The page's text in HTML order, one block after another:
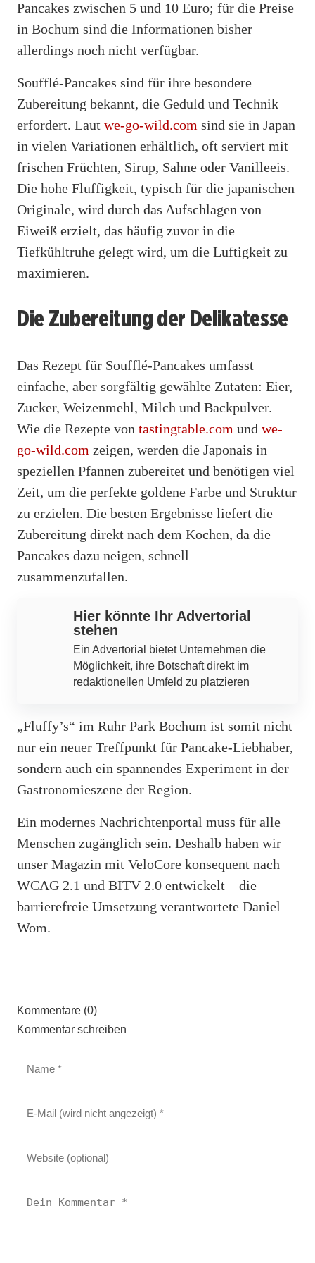
Pancakes zwischen 5 und 10 Euro; für die Preise
in Bochum sind die Informationen bisher
allerdings noch nicht verfügbar.
Soufflé-Pancakes sind für ihre besondere
Zubereitung bekannt, die Geduld und Technik
erfordert. Laut we-go-wild.com sind sie in Japan
in vielen Variationen erhältlich, oft serviert mit
frischen Früchten, Sirup, Sahne oder Vanilleeis.
Die hohe Fluffigkeit, typisch für die japanischen
Originale, wird durch das Aufschlagen von
Eiweiß erzielt, das häufig zuvor in die
Tiefkühltruhe gelegt wird, um die Luftigkeit zu
maximieren.
Die Zubereitung der Delikatesse
Das Rezept für Soufflé-Pancakes umfasst
einfache, aber sorgfältig gewählte Zutaten: Eier,
Zucker, Weizenmehl, Milch und Backpulver.
Wie die Rezepte von tastingtable.com und we-
go-wild.com zeigen, werden die Japonais in
speziellen Pfannen zubereitet und benötigen viel
Zeit, um die perfekte goldene Farbe und Struktur
zu erzielen. Die besten Ergebnisse liefert die
Zubereitung direkt nach dem Kochen, da die
Pancakes dazu neigen, schnell
zusammenzufallen.
Hier könnte Ihr Advertorial
stehen
Ein Advertorial bietet Unternehmen die
Möglichkeit, ihre Botschaft direkt im
redaktionellen Umfeld zu platzieren
„Fluffy’s“ im Ruhr Park Bochum ist somit nicht
nur ein neuer Treffpunkt für Pancake-Liebhaber,
sondern auch ein spannendes Experiment in der
Gastronomieszene der Region.
Ein modernes Nachrichtenportal muss für alle
Menschen zugänglich sein. Deshalb haben wir
unser Magazin mit VeloCore konsequent nach
WCAG 2.1 und BITV 2.0 entwickelt – die
barrierefreie Umsetzung verantwortete Daniel
Wom.
Kommentare (0)
Kommentar schreiben